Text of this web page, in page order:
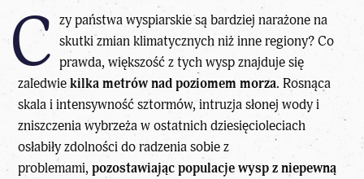
C zy państwa wyspiarskie są bardziej narażone na
skutki zmian klimatycznych niż inne regiony? Co
prawda, większość z tych wysp znajduje się
zaledwiekilka metrów nad poziomem morza.Rosnąca
skala i intensywność sztormów, intruzja słonej wody i
zniszczenia wybrzeża w ostatnich dziesięcioleciach
osłabiły zdolności do radzenia sobie z
problemami,pozostawiając populacje wysp z niepewną